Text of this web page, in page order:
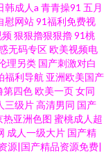
韩成人a 青青操91 五月
慰网站91福利免费视
频狠狠擼狠狠擼91桃
无码专区欧美视频电
理另类 国产刺激对白
福利导航 亚洲欧美国产
第四色欧美一页女同
三级片高清男同 国产
热亚洲色图 蜜桃成人超
成人一级大片 国产精
源|国产精品资源免费|